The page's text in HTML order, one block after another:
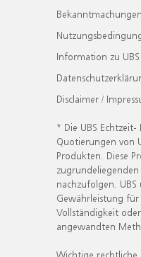
Bekanntmachungen
Information zu UBS
Disclaimer /
* Die UBS
Quotierungen von
Produkten. Diese
nachzufolgen.
Gewährleistung
Vollständigkeit
angewandten